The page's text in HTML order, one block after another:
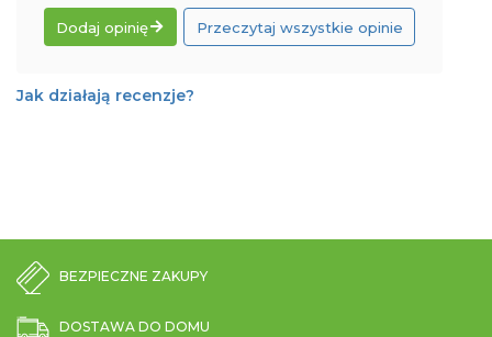
Dodaj opinię Przeczytaj wszystkie opinie
Jak działają recenzje?
BEZPIECZNE ZAKUPY
DOSTAWA DO DOMU